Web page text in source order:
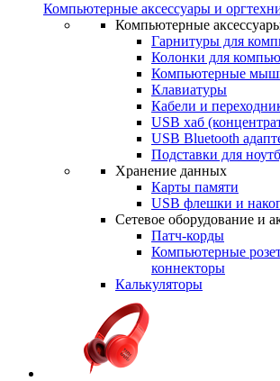
Компьютерные аксессуары и
Компьютерные
Гарнитуры для
Колонки для
Компьютерные
Клавиатуры
Кабели и
USB хаб
USB Bluetooth
Подставки для
Хранение данных
Карты памяти
USB флешки и
Сетевое оборудование и
Патч-корды
Компьютерные
коннекторы
Калькуляторы